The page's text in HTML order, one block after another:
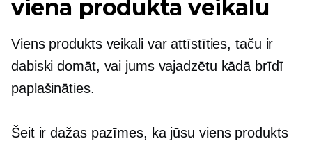
viena produkta veikalu
Viens produktsveikali var attīstīties, taču ir
dabiski domāt, vai jums vajadzētu kādā brīdī
paplašināties.
Šeit ir dažas pazīmes, ka jūsu viens produkts